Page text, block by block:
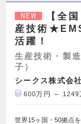
NEW
【全
産技術
活躍！
生産技術・製
子）
シークス株式会社
600万円 ～ 1249
世界15ヶ国・50拠点